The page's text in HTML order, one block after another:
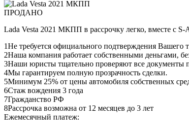
ПРОДАНО
Lada Vesta 2021 МКПП в рассрочку легко, вместе с S-
1Не требуется официального подтверждения Вашего
2Наша компания работает собственными деньгами,
3Наши юристы тщательно проверяют все документы
4Мы гарантируем полную прозрачность сделки.
5Минимум 25% от цены автомобиля собственных
6Стаж вождения 3 года
7Гражданство РФ
8Рассрочка возможна от 12 месяцев до 3 лет
Ежемесячный платеж: